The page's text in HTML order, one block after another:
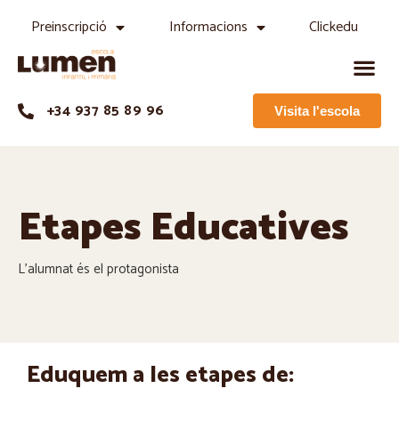
Preinscripció Informacions Clickedu
+34 937 85 89 96 Visita l'escola
Etapes Educatives
L’alumnat és el protagonista
Eduquem a les etapes de: